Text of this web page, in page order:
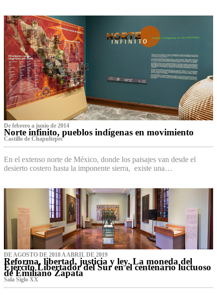
De febrero a junio de 2014
Norte infinito, pueblos indígenas en movimiento
Castillo de Chapultepec
En el extenso norte de México, donde los paisajes van desde el
desierto costero hasta la imponente sierra, existe una…
DE AGOSTO DE 2018 A ABRIL DE 2019
Reforma, libertad, justicia y ley. La moneda del
Ejército Libertador del Sur en el centenario luctuoso
de Emiliano Zapata
Sala Siglo XX